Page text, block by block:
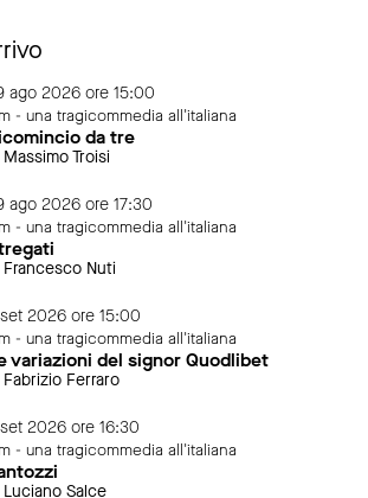
ago 2026 ore 15:00
- una tragicommedia all'italiana
da tre
Troisi
ago 2026 ore 17:30
- una tragicommedia all'italiana
Nuti
2026 ore 15:00
- una tragicommedia all'italiana
variazioni del signor Quodlibet
Ferraro
2026 ore 16:30
- una tragicommedia all'italiana
Salce